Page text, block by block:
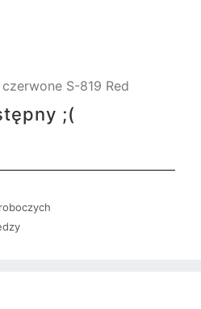
S-819 Red
;(